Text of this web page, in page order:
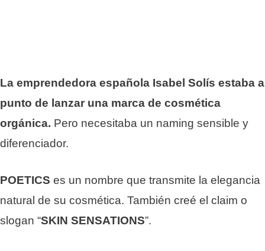
La emprendedora española Isabel Solís estaba a
punto de lanzar una marca de cosmética
orgánica. Pero necesitaba un naming sensible y
diferenciador.
POETICS es un nombre que transmite la elegancia
natural de su cosmética. También creé el claim o
slogan “SKIN SENSATIONS”.